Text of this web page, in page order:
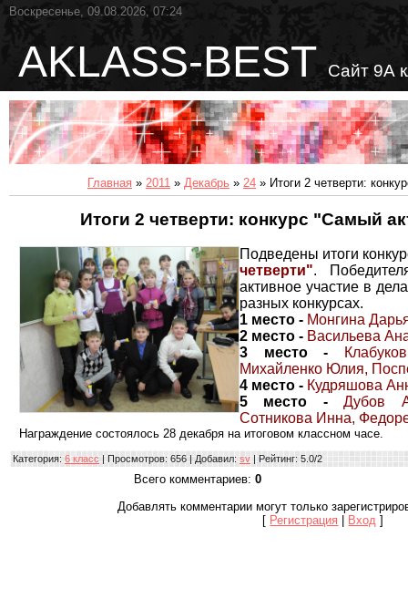
Воскресенье, 09.08.2026, 07:24
AKLASS-BEST Сайт 9А
Главная » 2011 » Декабрь » 24 » Итоги 2 четверти:
Итоги 2 четверти: конкурс "Самый
Подведены итоги
четверти".
активное участие в
разных конкурсах.
1 место - Монгина
2 место - Васильева
3 место-
Михайленко Юлия,
4 место - Кудряшова
5 место - Дубов
Сотникова Инна,
Награждение состоялось 28 декабря на итоговом классном часе.
Категория: 6 класс | Просмотров: 656 | Добавил: sv | Рейтинг: 5.0/2
Всего комментариев: 0
Добавлять комментарии могут только
[ Регистрация Вход ]